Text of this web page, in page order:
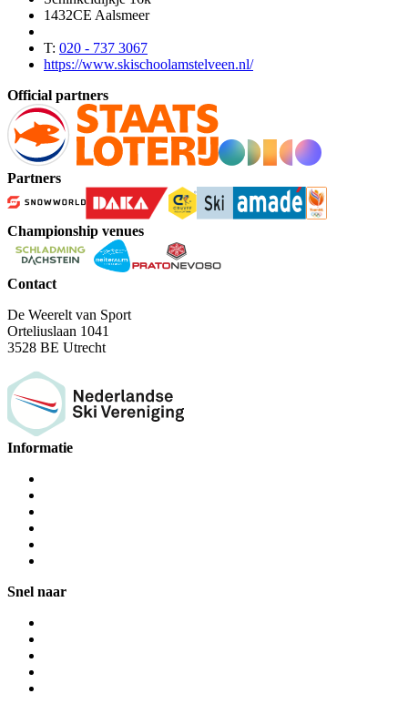
1432CE Aalsmeer
T: 020 - 737 3067
https://www.skischoolamstelveen.nl/
Official partners
Partners
Championship venues
Contact
De Weerelt van Sport
Orteliuslaan 1041
3528 BE Utrecht
Informatie
Snel naar